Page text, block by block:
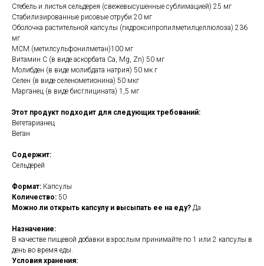
Стебель и листья сельдерея (свежевысушенные сублимацией) 25 мг
Стабилизированные рисовые отруби 20 мг
Оболочка растительной капсулы (гидроксипропилметилцеллюлоза) 236
мг
МСМ (метилсульфонилметан)100 мг
Витамин С (в виде аскорбата Ca, Mg, Zn) 50 мг
Молибден (в виде молибдата натрия) 50 мк г
Селен (в виде селенометионина) 50 мкг
Марганец (в виде бисглицината) 1,5 мг
Этот продукт подходит для следующих требований:
Вегетарианец
Веган
Содержит:
Сельдерей
Формат: Капсулы
Количество: 50
Можно ли открыть капсулу и высыпать ее на еду? Да
Назначение:
В качестве пищевой добавки взрослым принимайте по 1 или 2 капсулы в
день во время еды.
Условия хранения: